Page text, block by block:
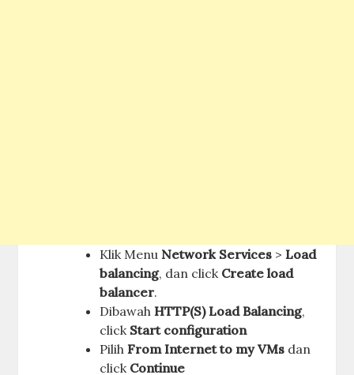
Klik Menu Network Services >Load
balancing, dan click Create load
balancer.
DibawahHTTP(S) Load Balancing,
click Start configuration
PilihFrom Internet to my VMs dan
click Continue